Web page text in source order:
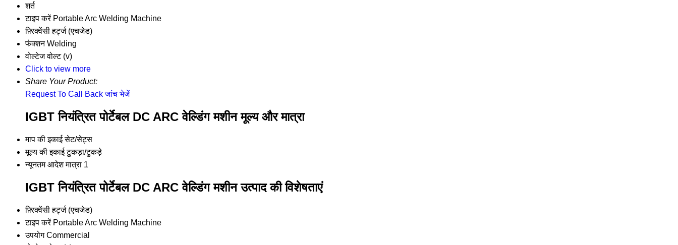
शर्त
टाइप करें Portable Arc Welding Machine
फ़्रिक्वेंसी हर्ट्ज (एचजेड)
फंक्शन Welding
वोल्टेज वोल्ट (v)
Click to view more
Share Your Product:
Request To Call Back जांच भेजें
IGBT नियंत्रित पोर्टेबल DC ARC वेल्डिंग मशीन मूल्य और मात्रा
माप की इकाई सेट/सेट्स
मूल्य की इकाई टुकड़ा/टुकड़े
न्यूनतम आदेश मात्रा 1
IGBT नियंत्रित पोर्टेबल DC ARC वेल्डिंग मशीन उत्पाद की विशेषताएं
फ़्रिक्वेंसी हर्ट्ज (एचजेड)
टाइप करें Portable Arc Welding Machine
उपयोग Commercial